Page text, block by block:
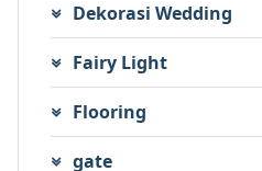
Dekorasi Wedding
Fairy Light
Flooring
gate